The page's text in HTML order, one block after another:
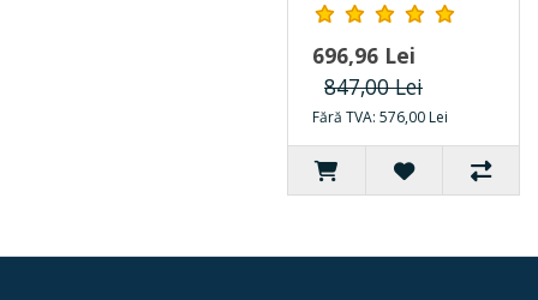
696,96 Lei
847,00 Lei
Fără TVA: 576,00 Lei